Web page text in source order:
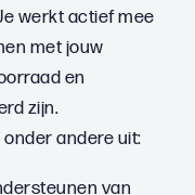
werkt actief mee
met jouw
en
zijn.
andere uit:
van